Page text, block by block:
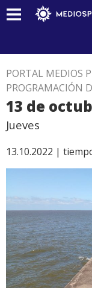
PORTAL MEDIOS
PROGRAMACIÓN
13 de
Jueves
13.10.2022 |